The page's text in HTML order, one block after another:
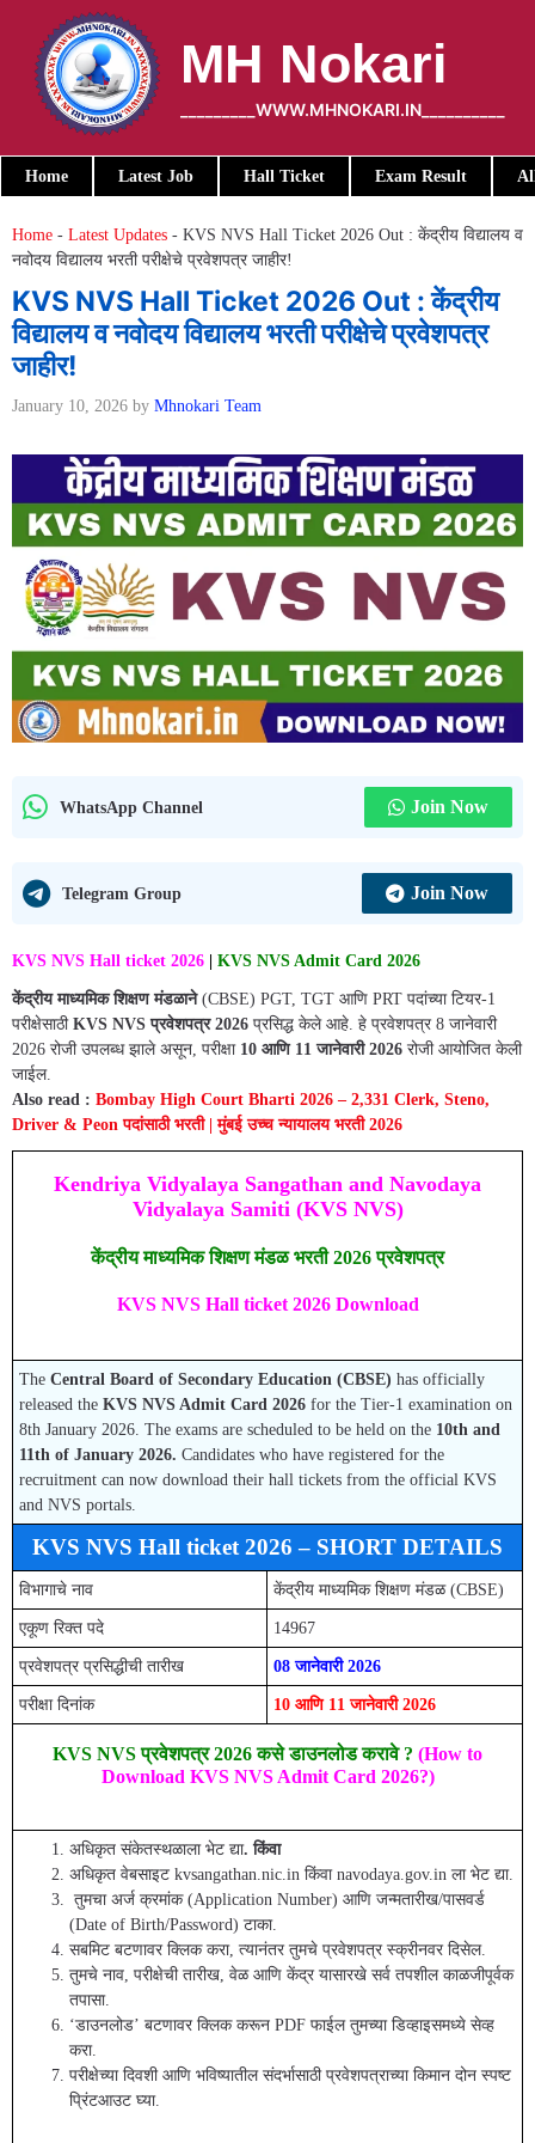
content
MH Nokari
_________WWW.MHNOKARI.IN__________
Home Latest Job Hall Ticket Exam Result
Home - Latest Updates - KVS NVS Hall Ticket 2026 Out : केंद्रीय विद्यालय व
नवोदय विद्यालय भरती परीक्षेचे प्रवेशपत्र जाहीर!
KVS NVS Hall Ticket 2026 Out : केंद्रीय
विद्यालय व नवोदय विद्यालय भरती परीक्षेचे प्रवेशपत्र
जाहीर!
January 10, 2026 by Mhnokari Team
WhatsApp Channel Join Now
Telegram Group Join Now
KVS NVS Hall ticket 2026 KVS NVS Admit Card 2026
केंद्रीय माध्यमिक शिक्षण मंडळाने(CBSE) PGT, TGT आणि PRT पदांच्या टियर-1
परीक्षेसाठीKVS NVS प्रवेशपत्र 2026 प्रसिद्ध केले आहे. हे प्रवेशपत्र 8 जानेवारी
2026 रोजी उपलब्ध झाले असून, परीक्षा 10 आणि 11 जानेवारी 2026 रोजी आयोजित केली
जाईल.
Also read : Bombay High Court Bharti 2026 – 2,331 Clerk, Steno,
Driver & Peon पदांसाठी भरती | मुंबई उच्च न्यायालय भरती 2026
Kendriya Vidyalaya Sangathan and Navodaya
Vidyalaya Samiti (KVS NVS)
केंद्रीय माध्यमिक शिक्षण मंडळ भरती 2026 प्रवेशपत्र
KVS NVS Hall ticket 2026 Download
The Central Board of Secondary Education (CBSE) has officially
released the KVS NVS Admit Card 2026 for the Tier-1 examination on
8th January 2026. The exams are scheduled to be held on the 10th and
11th of January 2026. Candidates who have registered for the
recruitment can now download their hall tickets from the official KVS
and NVS portals.
KVS NVS Hall ticket 2026 – SHORT DETAILS
विभागाचे नाव केंद्रीय माध्यमिक शिक्षण मंडळ (CBSE)
एकूण रिक्त पदे 14967
प्रवेशपत्र प्रसिद्धीची तारीख 08 जानेवारी 2026
परीक्षा दिनांक 10 आणि 11 जानेवारी 2026
KVS NVS प्रवेशपत्र 2026 कसे डाउनलोड करावे ? (How to
Download KVS NVS Admit Card 2026?)
अधिकृत संकेतस्थळाला भेट द्या. किंवा
अधिकृत वेबसाइट kvsangathan.nic.in किंवा navodaya.gov.in ला भेट द्या.
तुमचा अर्ज क्रमांक (Application Number) आणि जन्मतारीख/पासवर्ड
(Date of Birth/Password) टाका.
सबमिट बटणावर क्लिक करा, त्यानंतर तुमचे प्रवेशपत्र स्क्रीनवर दिसेल.
तुमचे नाव, परीक्षेची तारीख, वेळ आणि केंद्र यासारखे सर्व तपशील काळजीपूर्वक
तपासा.
‘डाउनलोड’ बटणावर क्लिक करून PDF फाईल तुमच्या डिव्हाइसमध्ये सेव्ह
करा.
परीक्षेच्या दिवशी आणि भविष्यातील संदर्भासाठी प्रवेशपत्राच्या किमान दोन स्पष्ट
प्रिंटआउट घ्या.